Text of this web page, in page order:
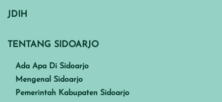
JDIH
TENTANG SIDOARJO
Ada Apa Di Sidoarjo
Mengenal Sidoarjo
Pemerintah Kabupaten Sidoarjo